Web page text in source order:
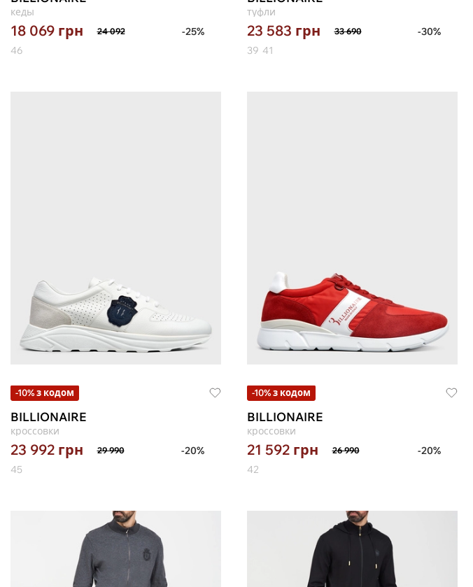
кеды
18 069 грн 24 092
-25%
46
туфли
23 583 грн 33 690
-30%
39 41
-10% з кодом
BILLIONAIRE
кроссовки
23 992 грн 29 990
-20%
45
-10% з кодом
BILLIONAIRE
кроссовки
21 592 грн 26 990
-20%
42